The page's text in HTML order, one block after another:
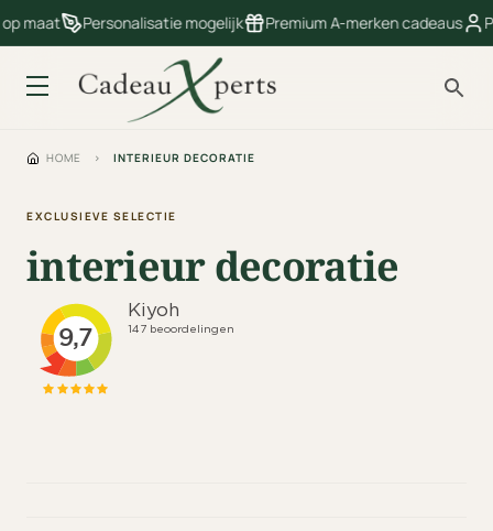
maat Personalisatie mogelijk Premium A-merken cadeaus
HOME › INTERIEUR DECORATIE
EXCLUSIEVE SELECTIE
interieur decoratie